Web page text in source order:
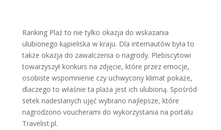
Ranking Plaż to nie tylko okazja do wskazania
ulubionego kąpieliska w kraju. Dla internautów była to
także okazja do zawalczenia o nagrody. Plebiscytowi
towarzyszył konkurs na zdjęcie, które przez emocje,
osobiste wspomnienie czy uchwycony klimat pokaże,
dlaczego to właśnie ta plaża jest ich ulubioną. Spośród
setek nadesłanych ujęć wybrano najlepsze, które
nagrodzono voucherami do wykorzystania na portalu
Travelist.pl.